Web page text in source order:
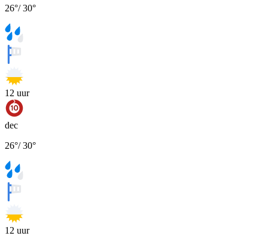
26°/30°
12 uur
dec
26°/30°
12 uur